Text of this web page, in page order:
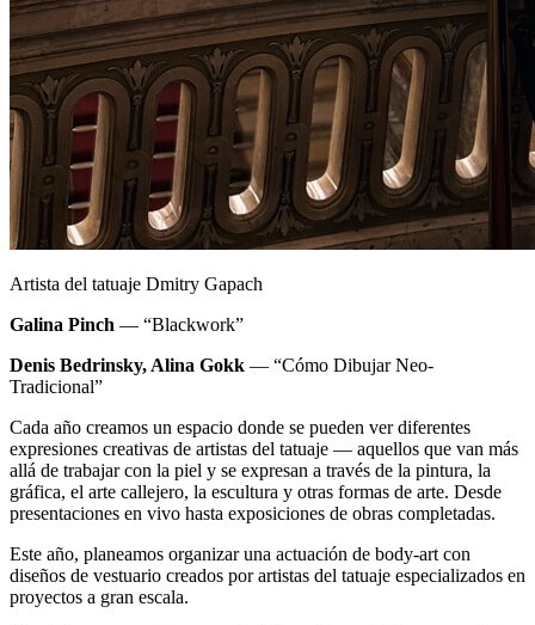
Artista del tatuaje Dmitry Gapach
Galina Pinch — “Blackwork”
Denis Bedrinsky, Alina Gokk — “Cómo Dibujar Neo-
Tradicional”
Cada año creamos un espacio donde se pueden ver diferentes
expresiones creativas de artistas del tatuaje — aquellos que van más
allá de trabajar con la piel y se expresan a través de la pintura, la
gráfica, el arte callejero, la escultura y otras formas de arte. Desde
presentaciones en vivo hasta exposiciones de obras completadas.
Este año, planeamos organizar una actuación de body-art con
diseños de vestuario creados por artistas del tatuaje especializados en
proyectos a gran escala.